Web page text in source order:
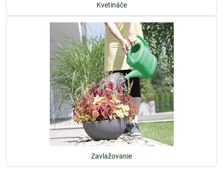
Kvetináče
Zavlažovanie